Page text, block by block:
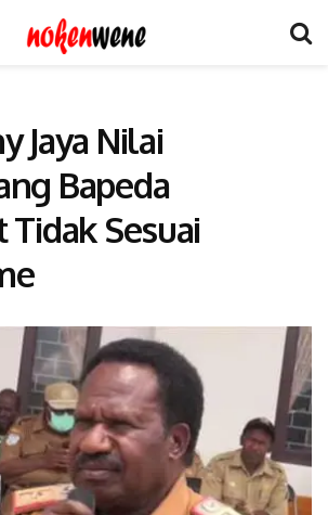
Jaya Nilai
Bapeda
Sesuai